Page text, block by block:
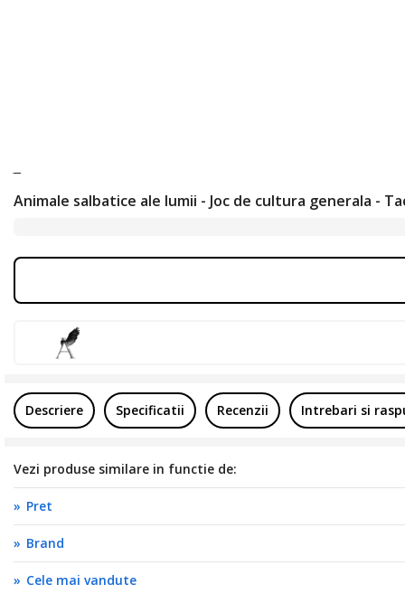
Animale salbatice ale lumii - Joc de cultura generala -
Descriere Specificatii Recenzii Intrebari si
Vezi produse similare in functie de:
Pret
Brand
Cele mai vandute